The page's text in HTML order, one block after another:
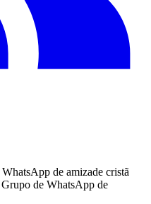
de amizade cristã
de WhatsApp de